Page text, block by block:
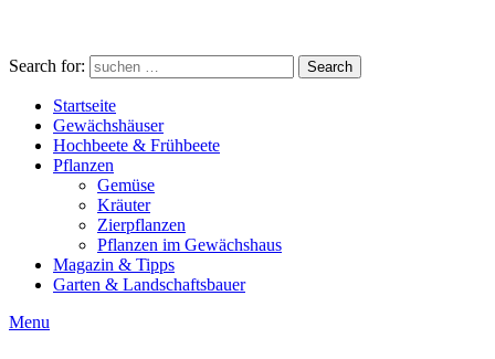
Search for: Search
Startseite
Gewächshäuser
Hochbeete & Frühbeete
Pflanzen
Gemüse
Kräuter
Zierpflanzen
Pflanzen im Gewächshaus
Magazin & Tipps
Garten & Landschaftsbauer
Menu